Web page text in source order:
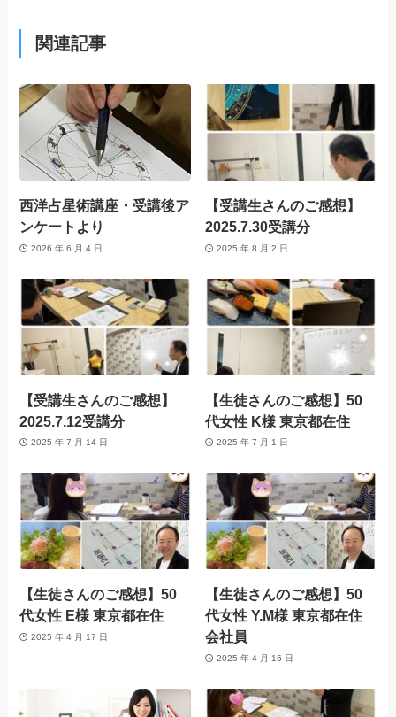
関連記事
西洋占星術講座・受講後ア
ンケートより
2026 年 6 月 4 日
【受講生さんのご感想】
2025.7.30受講分
2025 年 8 月 2 日
【受講生さんのご感想】
2025.7.12受講分
2025 年 7 月 14 日
【生徒さんのご感想】50
代女性 K様 東京都在住
2025 年 7 月 1 日
【生徒さんのご感想】50
代女性 E様 東京都在住
2025 年 4 月 17 日
【生徒さんのご感想】50
代女性 Y.M様 東京都在住
会社員
2025 年 4 月 16 日